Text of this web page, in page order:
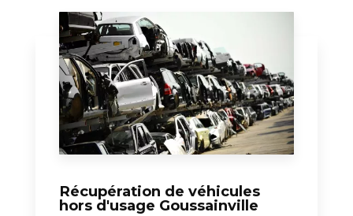
Récupération de véhicules
hors d'usage Goussainville